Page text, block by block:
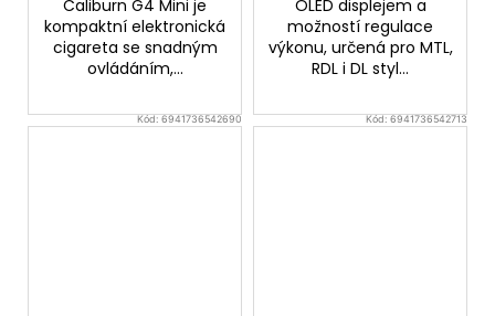
Caliburn G4 Mini je
kompaktní elektronická
cigareta se snadným
ovládáním,...
OLED displejem a
možností regulace
výkonu, určená pro MTL,
RDL i DL styl...
Kód:6941736542690 Kód:6941736542713